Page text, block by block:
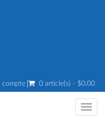
compte 0 article(s) - $0.00